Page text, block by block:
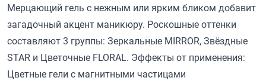
Мерцающий гель с нежным или ярким бликом добавит
загадочный акцент маникюру. Роскошные оттенки
составляют 3 группы: Зеркальные MIRROR, Звёздные
STAR и Цветочные FLORAL. Эффекты от применения:
Цветные гели с магнитными частицами